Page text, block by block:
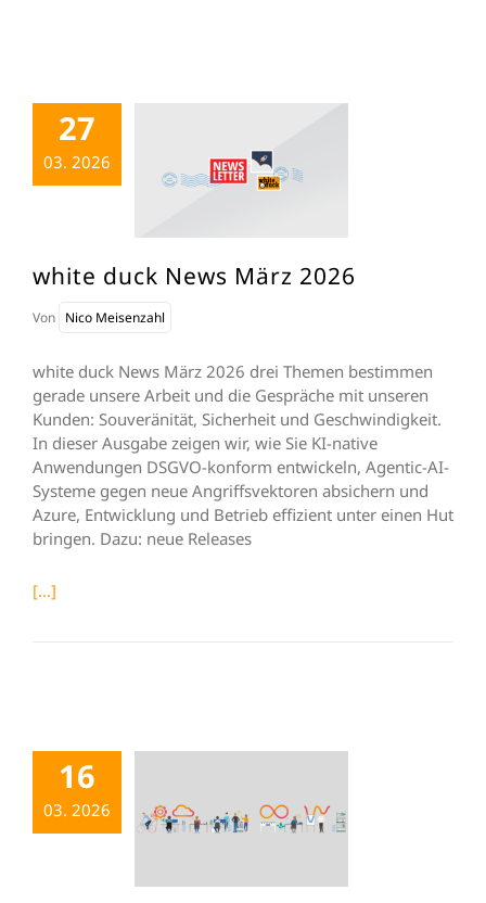
27
03. 2026
white duck News März 2026
Von Nico Meisenzahl
white duck News März 2026 drei Themen bestimmen
gerade unsere Arbeit und die Gespräche mit unseren
Kunden: Souveränität, Sicherheit und Geschwindigkeit.
In dieser Ausgabe zeigen wir, wie Sie KI-native
Anwendungen DSGVO-konform entwickeln, Agentic-AI-
Systeme gegen neue Angriffsvektoren absichern und
Azure, Entwicklung und Betrieb effizient unter einen Hut
bringen. Dazu: neue Releases
[...]
16
03. 2026